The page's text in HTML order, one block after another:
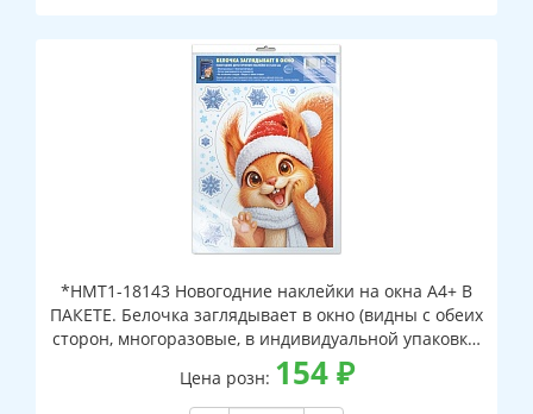
*НМТ1-18143 Новогодние наклейки на окна А4+ В
ПАКЕТЕ. Белочка заглядывает в окно (видны с обеих
сторон, многоразовые, в индивидуальной упаковке,
с европодвесом и клеевым клапаном)
Цена розн: 154₽